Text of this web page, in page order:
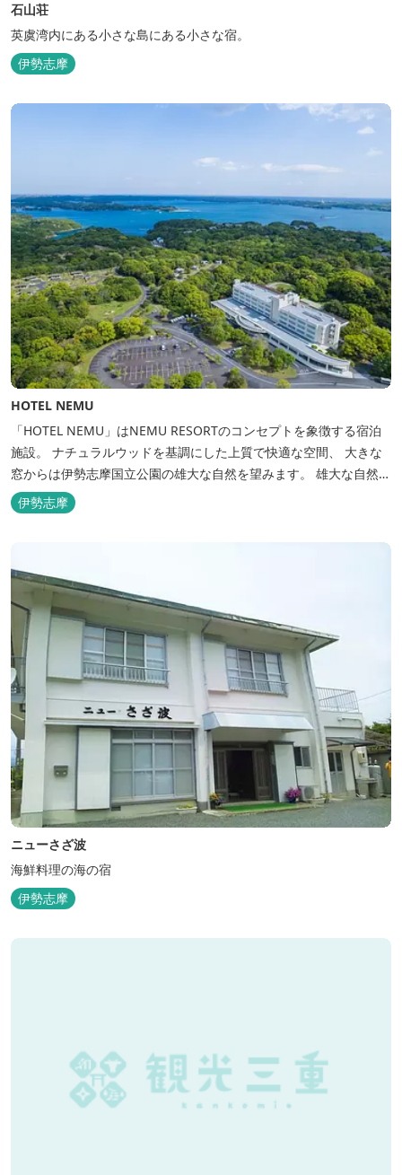
石山荘
英虞湾内にある小さな島にある小さな宿。
伊勢志摩
HOTEL NEMU
「HOTEL NEMU」はNEMU RESORTのコンセプトを象徴する宿泊
施設。 ナチュラルウッドを基調にした上質で快適な空間、 大きな
窓からは伊勢志摩国立公園の雄大な自然を望みます。 雄大な自然を
肌で感じるアクティビティや、食材にこだわった旬のお料理、この
地に湧き出る温泉… ここでしかできない「伊勢志摩の恵みあふれ
伊勢志摩
ニューさざ波
海鮮料理の海の宿
伊勢志摩